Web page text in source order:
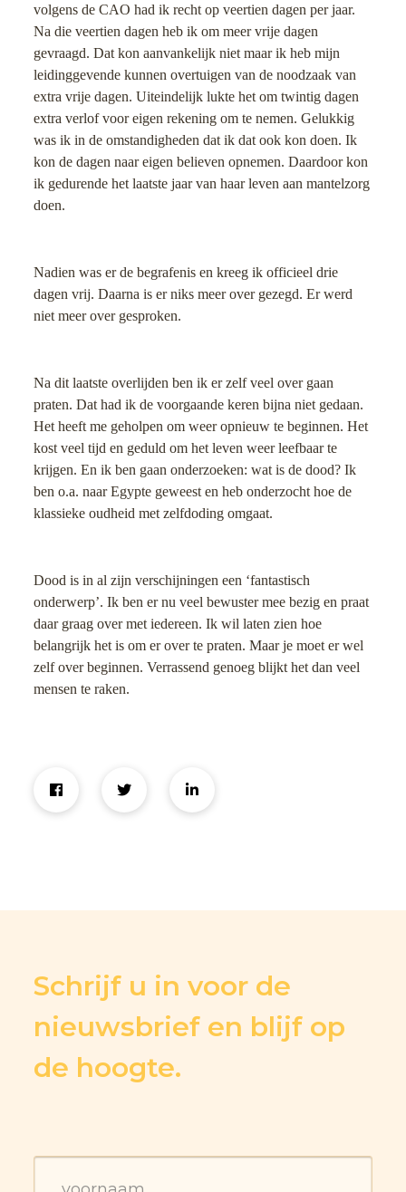
volgens de CAO had ik recht op veertien dagen per jaar.
Na die veertien dagen heb ik om meer vrije dagen
gevraagd. Dat kon aanvankelijk niet maar ik heb mijn
leidinggevende kunnen overtuigen van de noodzaak van
extra vrije dagen. Uiteindelijk lukte het om twintig dagen
extra verlof voor eigen rekening om te nemen. Gelukkig
was ik in de omstandigheden dat ik dat ook kon doen. Ik
kon de dagen naar eigen believen opnemen. Daardoor kon
ik gedurende het laatste jaar van haar leven aan mantelzorg
doen.
Nadien was er de begrafenis en kreeg ik officieel drie
dagen vrij. Daarna is er niks meer over gezegd. Er werd
niet meer over gesproken.
Na dit laatste overlijden ben ik er zelf veel over gaan
praten. Dat had ik de voorgaande keren bijna niet gedaan.
Het heeft me geholpen om weer opnieuw te beginnen. Het
kost veel tijd en geduld om het leven weer leefbaar te
krijgen. En ik ben gaan onderzoeken: wat is de dood? Ik
ben o.a. naar Egypte geweest en heb onderzocht hoe de
klassieke oudheid met zelfdoding omgaat.
Dood is in al zijn verschijningen een ‘fantastisch
onderwerp’. Ik ben er nu veel bewuster mee bezig en praat
daar graag over met iedereen. Ik wil laten zien hoe
belangrijk het is om er over te praten. Maar je moet er wel
zelf over beginnen. Verrassend genoeg blijkt het dan veel
mensen te raken.
Schrijf u in voor de
nieuwsbrief en blijf op
de hoogte.